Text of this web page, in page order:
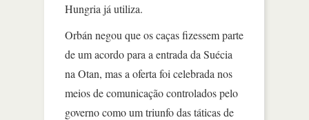
Hungria já utiliza.
Orbán negou que os caças fizessem parte
de um acordo para a entrada da Suécia
na Otan, mas a oferta foi celebrada nos
meios de comunicação controlados pelo
governo como um triunfo das táticas de